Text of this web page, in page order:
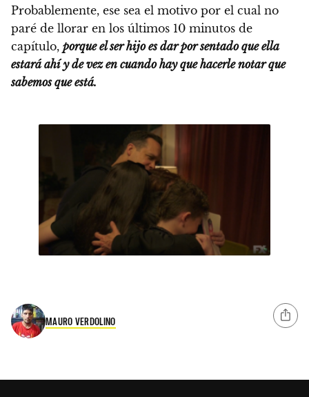
Probablemente, ese sea el motivo por el cual no
paré de llorar en los últimos 10 minutos de
capítulo, porque el ser hijo es dar por sentado que ella
estará ahí y de vez en cuando hay que hacerle notar que
sabemos que está.
MAURO VERDOLINO